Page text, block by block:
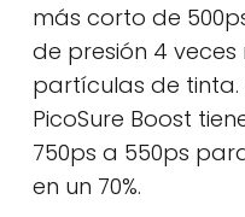
más corto de
de presión 4
partículas de tinta.
PicoSure Boost
750ps a 550ps
en un 70%.